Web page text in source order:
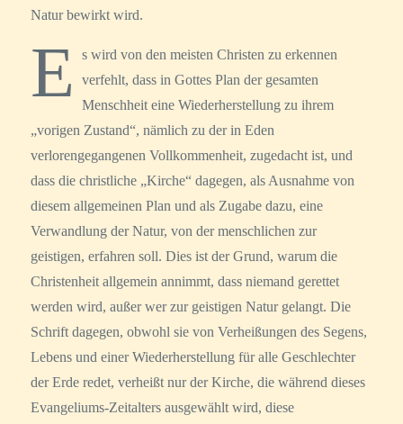
Natur bewirkt wird.
E
s wird von den meisten Christen zu erkennen
verfehlt, dass in Gottes Plan der gesamten
Menschheit eine Wiederherstellung zu ihrem
„vorigen Zustand“, nämlich zu der in Eden
verlorengegangenen Vollkommenheit, zugedacht ist, und
dass die christliche „Kirche“ dagegen, als Ausnahme von
diesem allgemeinen Plan und als Zugabe dazu, eine
Verwandlung der Natur, von der menschlichen zur
geistigen, erfahren soll. Dies ist der Grund, warum die
Christenheit allgemein annimmt, dass niemand gerettet
werden wird, außer wer zur geistigen Natur gelangt. Die
Schrift dagegen, obwohl sie von Verheißungen des Segens,
Lebens und einer Wiederherstellung für alle Geschlechter
der Erde redet, verheißt nur der Kirche, die während dieses
Evangeliums-Zeitalters ausgewählt wird, diese